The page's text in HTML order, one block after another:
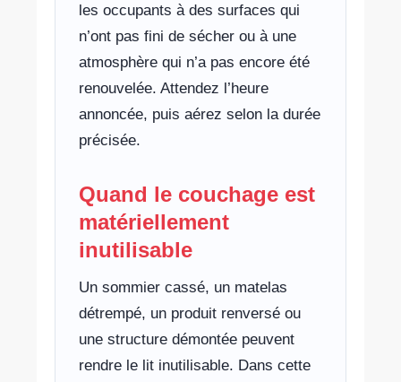
les occupants à des surfaces qui
n’ont pas fini de sécher ou à une
atmosphère qui n’a pas encore été
renouvelée. Attendez l’heure
annoncée, puis aérez selon la durée
précisée.
Quand le couchage est
matériellement
inutilisable
Un sommier cassé, un matelas
détrempé, un produit renversé ou
une structure démontée peuvent
rendre le lit inutilisable. Dans cette